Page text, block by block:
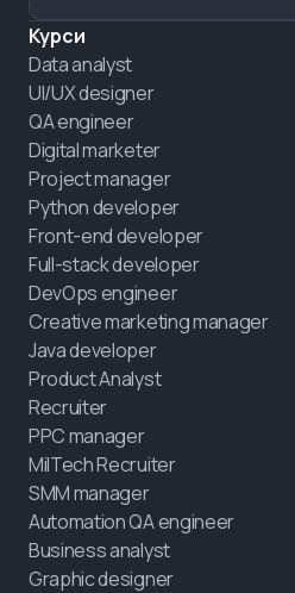
Курси
Data analyst
UI/UX designer
QA engineer
Digital marketer
Project manager
Python developer
Front-end developer
Full-stack developer
DevOps engineer
Creative marketing manager
Java developer
Product Analyst
Recruiter
PPC manager
MilTech Recruiter
SMM manager
Automation QA engineer
Business analyst
Graphic designer